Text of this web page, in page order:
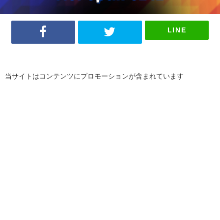
LINE
当サイトはコンテンツにプロモーションが含まれています